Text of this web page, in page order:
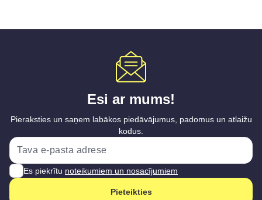
Esi ar mums!
Pieraksties un saņem labākos piedāvājumus, padomus un atlaižu
kodus.
Es piekrītu noteikumiem un nosacījumiem
Pieteikties